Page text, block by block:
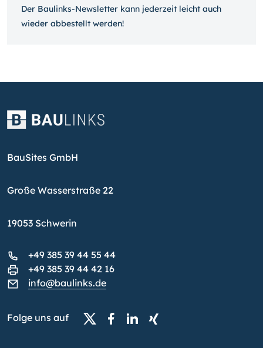
Der Baulinks-Newsletter kann jeder­zeit leicht auch
wieder ab­bestellt werden!
BauSites GmbH
Große Wasserstraße 22
19053 Schwerin
+49 385 39 44 55 44
+49 385 39 44 42 16
info@baulinks.de
Folge uns auf